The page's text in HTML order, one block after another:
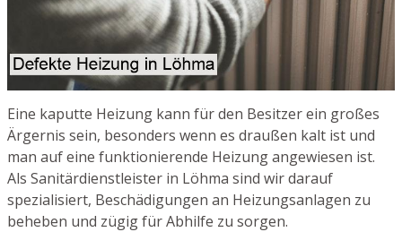
Eine kaputte Heizung kann für den Besitzer ein großes
Ärgernis sein, besonders wenn es draußen kalt ist und
man auf eine funktionierende Heizung angewiesen ist.
Als Sanitärdienstleister in Löhma sind wir darauf
spezialisiert, Beschädigungen an Heizungsanlagen zu
beheben und zügig für Abhilfe zu sorgen.